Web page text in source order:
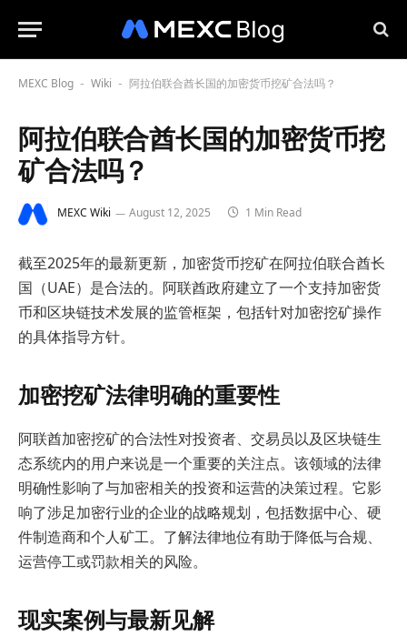
MEXC Blog - Wiki - 阿拉伯联合酋长国的加密货币挖矿合法吗？
阿拉伯联合酋长国的加密货币挖
矿合法吗？
MEXC Wiki August 12, 2025 1 Min Read
截至2025年的最新更新，加密货币挖矿在阿拉伯联合酋长
国（UAE）是合法的。阿联酋政府建立了一个支持加密货
币和区块链技术发展的监管框架，包括针对加密挖矿操作
的具体指导方针。
加密挖矿法律明确的重要性
阿联酋加密挖矿的合法性对投资者、交易员以及区块链生
态系统内的用户来说是一个重要的关注点。该领域的法律
明确性影响了与加密相关的投资和运营的决策过程。它影
响了涉足加密行业的企业的战略规划，包括数据中心、硬
件制造商和个人矿工。了解法律地位有助于降低与合规、
运营停工或罚款相关的风险。
现实案例与最新见解